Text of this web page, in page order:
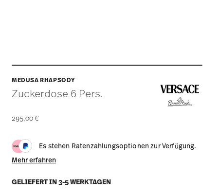
MEDUSA RHAPSODY
Zuckerdose 6 Pers.
295,00 €
Es stehen Ratenzahlungsoptionen zur Verfügung.
Mehr erfahren
GELIEFERT IN 3-5 WERKTAGEN